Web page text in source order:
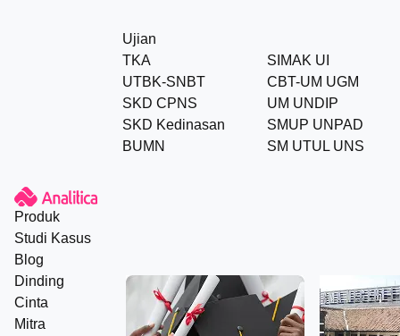
Produk
Studi Kasus
Blog
Dinding
Cinta
Mitra
Ujian
TKA
UTBK-SNBT
SKD CPNS
SKD Kedinasan
BUMN
SIMAK UI
CBT-UM UGM
UM UNDIP
SMUP UNPAD
SM UTUL UNS